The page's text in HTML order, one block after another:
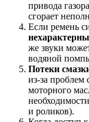
привода
сгорает
Если ремень
же звуки
водяной
Потеки
из-за проблем
моторного
и роликов).